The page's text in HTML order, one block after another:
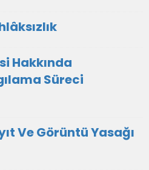
Hakkında
Süreci
Ve Görüntü Yasağı